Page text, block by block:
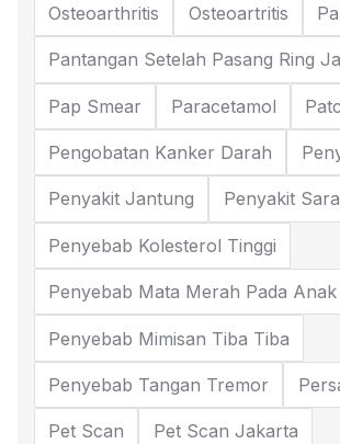
Osteoarthritis Osteoartritis
Pantangan Setelah Pasang Ring
Pap Smear Paracetamol
Pengobatan Kanker Darah
Penyakit Jantung Penyakit
Penyebab Kolesterol Tinggi
Penyebab Mata Merah Pada Anak
Penyebab Mimisan Tiba Tiba
Penyebab Tangan Tremor
Pet Scan Pet Scan Jakarta